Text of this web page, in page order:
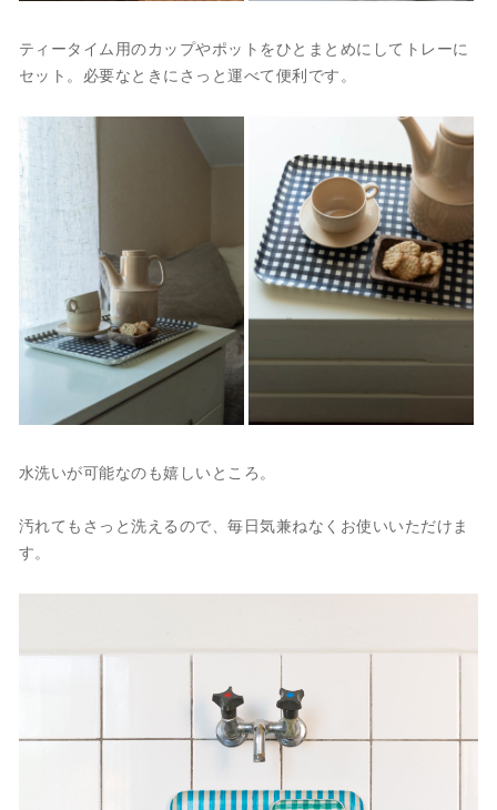
ティータイム用のカップやポットをひとまとめにしてトレーに
セット。必要なときにさっと運べて便利です。
水洗いが可能なのも嬉しいところ。
汚れてもさっと洗えるので、毎日気兼ねなくお使いいただけま
す。